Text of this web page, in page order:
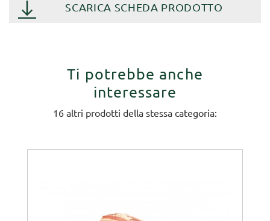
SCARICA SCHEDA PRODOTTO
Ti potrebbe anche
interessare
16 altri prodotti della stessa categoria: